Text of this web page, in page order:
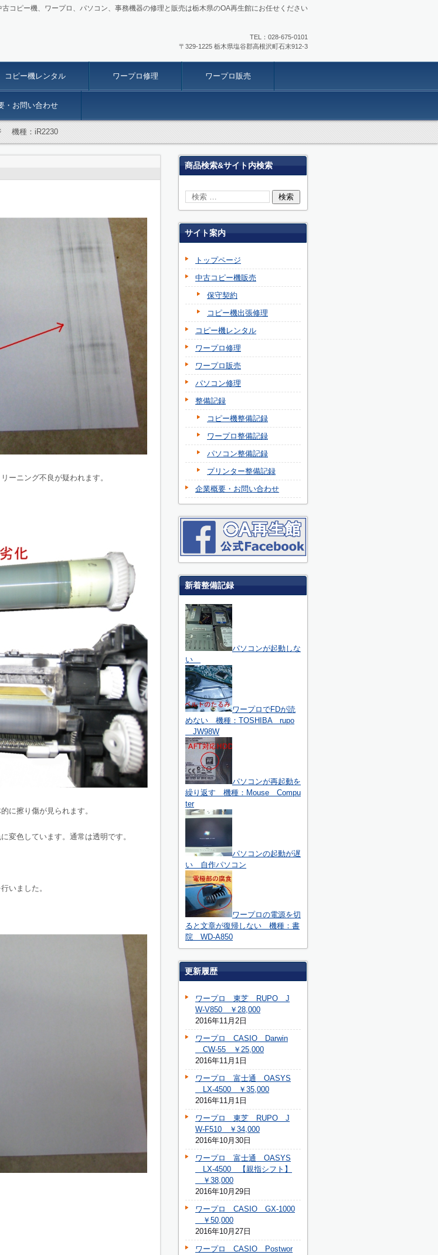
古コピー機、ワープロ、パソコン、事務機器の修理と販売は栃木県のOA再生館にお任せください
TEL： 028-675-0101
〒329-1225 栃木県塩谷郡高根沢町石末912-3
コピー機レンタル ワープロ修理 ワープロ販売
・お問い合わせ
機種：iR2230
ーニング不良が疑われます。
に擦り傷が見られます。
変色しています。通常は透明です。
いました。
商品検索&サイト内検索
サイト案内
トップページ
中古コピー機販売
保守契約
コピー機出張修理
コピー機レンタル
ワープロ修理
ワープロ販売
パソコン修理
整備記録
コピー機整備記録
ワープロ整備記録
パソコン整備記録
プリンター整備記録
企業概要・お問い合わせ
新着整備記録
パソコンが起動しな
い
ワープロでFDが読
めない 機種：TOSHIBA rupo
JW98W
パソコンが再起動を
繰り返す 機種：Mouse Compu
ter
パソコンの起動が遅
い 自作パソコン
ワープロの電源を切
ると文章が復帰しない 機種：書
院 WD-A850
更新履歴
ワープロ 東芝 RUPO J
W-V850 ￥28,000
2016年11月2日
ワープロ CASIO Darwin
CW-55 ￥25,000
2016年11月1日
ワープロ 富士通 OASYS
LX-4500 ￥35,000
2016年11月1日
ワープロ 東芝 RUPO J
W-F510 ￥34,000
2016年10月30日
ワープロ 富士通 OASYS
LX-4500 【親指シフト】
￥38,000
2016年10月29日
ワープロ CASIO GX-1000
￥50,000
2016年10月27日
ワープロ CASIO Postwor